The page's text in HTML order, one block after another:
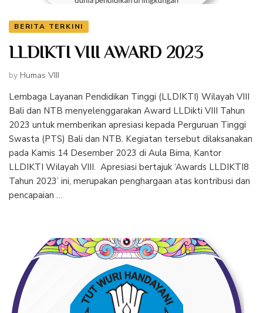
BERITA TERKINI
LLDIKTI VIII AWARD 2023
by Humas VIII
Lembaga Layanan Pendidikan Tinggi (LLDIKTI) Wilayah VIII
Bali dan NTB menyelenggarakan Award LLDikti VIII Tahun
2023 untuk memberikan apresiasi kepada Perguruan Tinggi
Swasta (PTS) Bali dan NTB. Kegiatan tersebut dilaksanakan
pada Kamis 14 Desember 2023 di Aula Bima, Kantor
LLDIKTI Wilayah VIII. Apresiasi bertajuk ‘Awards LLDIKTI8
Tahun 2023’ ini, merupakan penghargaan atas kontribusi dan
pencapaian …